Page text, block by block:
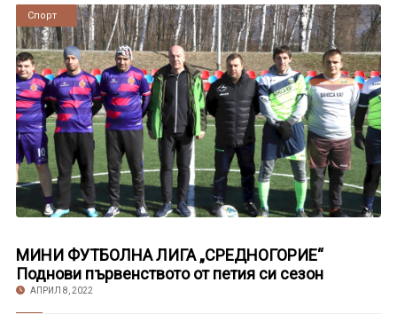
Новини
Спорт
МИНИ ФУТБОЛНА ЛИГА „СРЕДНОГОРИЕ“
Поднови първенството от петия си сезон
АПРИЛ 8, 2022